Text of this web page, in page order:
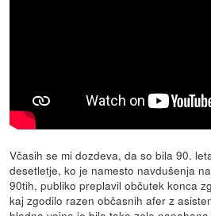
Včasih se mi dozdeva, da so bila 90.
desetletje, ko je namesto navdušenja
90tih, publiko preplavil občutek konca
kaj zgodilo razen občasnih afer z